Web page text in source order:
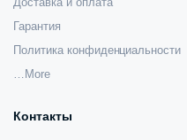
Гарантия
Политика конфиденциальности
…More
Контакты